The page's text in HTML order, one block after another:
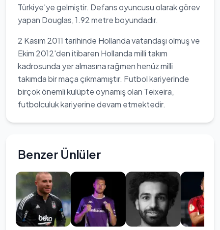
Türkiye'ye gelmiştir. Defans oyuncusu olarak görev
yapan Douglas, 1.92 metre boyundadır.
2 Kasım 2011 tarihinde Hollanda vatandaşı olmuş ve
Ekim 2012'den itibaren Hollanda milli takım
kadrosunda yer almasına rağmen henüz milli
takımda bir maça çıkmamıştır. Futbol kariyerinde
birçok önemli kulüpte oynamış olan Teixeira,
futbolculuk kariyerine devam etmektedir.
Benzer Ünlüler